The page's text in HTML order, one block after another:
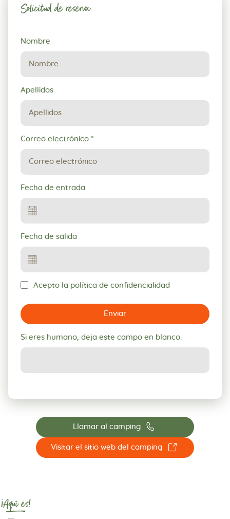
Solicitud de reserva
Solicitud
de
reserva
Nombre
Apellidos
Correo electrónico *
Fecha de entrada
Fecha de salida
Acepto la política de confidencialidad
Enviar
Si eres humano, deja este campo en blanco.
Llamar al camping 📞
Visitar el sitio web del camping ☐
¡Aquí es!